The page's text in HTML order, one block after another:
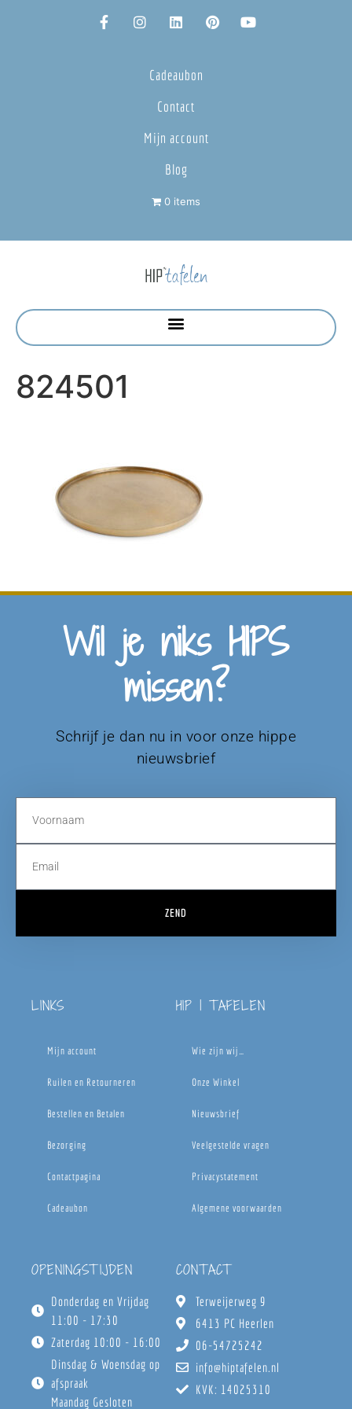
Cadeaubon
Contact
Mijn account
Blog
0 items
824501
Wil je niks HIPS
missen?
Schrijf je dan nu in voor onze hippe
nieuwsbrief
ZEND
LINKS
Mijn account
Ruilen en Retourneren
Bestellen en Betalen
Bezorging
Contactpagina
Cadeaubon
HIP | TAFELEN
Wie zijn wij…
Onze Winkel
Nieuwsbrief
Veelgestelde vragen
Privacystatement
Algemene voorwaarden
OPENINGSTIJDEN
Donderdag en Vrijdag
11:00 - 17:30
Zaterdag 10:00 - 16:00
Dinsdag & Woensdag op
afspraak
Maandag Gesloten
CONTACT
Terweijerweg 9
6413 PC Heerlen
06-54725242
info@hiptafelen.nl
KVK: 14025310